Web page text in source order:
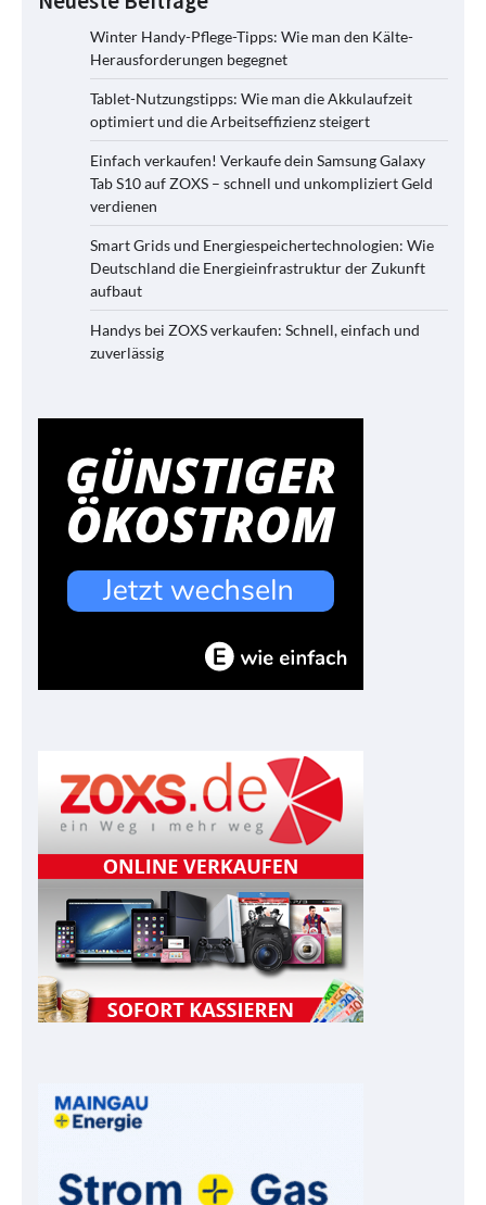
Winter Handy-Pflege-Tipps: Wie man den Kälte-
Herausforderungen begegnet
Tablet-Nutzungstipps: Wie man die Akkulaufzeit
optimiert und die Arbeitseffizienz steigert
Einfach verkaufen! Verkaufe dein Samsung Galaxy
Tab S10 auf ZOXS – schnell und unkompliziert Geld
verdienen
Smart Grids und Energiespeichertechnologien: Wie
Deutschland die Energieinfrastruktur der Zukunft
aufbaut
Handys bei ZOXS verkaufen: Schnell, einfach und
zuverlässig